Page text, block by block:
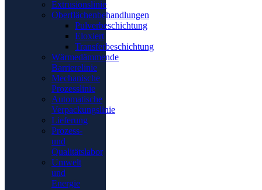
Extrusionslinie
Oberflächenbehandlungen
Pulverbeschichtung
Eloxiert
Transferbeschichtung
Wärmedämmende
Barrierelinie
Mechanische
Prozesslinie
Automatische
Verpackungslinie
Lieferung
Prozess-
und
Qualitätslabor
Umwelt
und
Energie